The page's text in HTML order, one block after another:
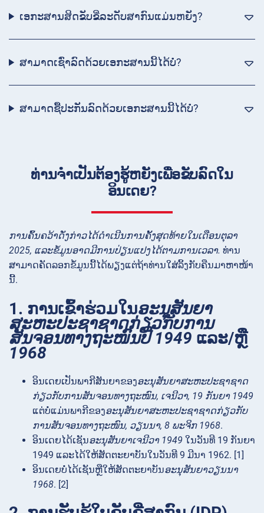
ເອກະສານສິດຂັບຂີ່ລະດັບສາກົນແມ່ນຫຍັງ?
ສາມາດເຊົ່າລົດດ້ວຍເອກະສານນີ້ໄດ້ບໍ່?
ສາມາດຊື້ປະກັນລົດດ້ວຍເອກະສານນີ້ໄດ້ບໍ່?
ທ່ານຈໍາເປັນຕ້ອງຮູ້ຫຍັງເພື່ອຂັບລົດໃນ
ອິນເດຍ?
ການຄົ້ນຄວ້າດັ່ງກ່າວໄດ້ດຳເນີນການຄັ້ງສຸດທ້າຍໃນເດືອນຕຸລາ
2025, ແລະຂໍ້ມູນອາດມີການປ່ຽນແປງໄດ້ຕາມການເວລາ. ທ່ານ
ສາມາດຄັດລອກຂໍ້ມູນນີ້ໄດ້ພຽງແຕ່ຖ້າທ່ານໃສ່ລິ້ງກັບຄືນມາຫາໜ້າ
ນີ້.
1. ການເຂົ້າຮ່ວມໃນອະນຸສັນຍາ
ສະຫະປະຊາຊາດກ່ຽວກັບການ
ສັນຈອນທາງຖະໜົນປີ 1949 ແລະ/ຫຼື
1968
ອິນເດຍເປັນພາກີສັນຍາຂອງອະນຸສັນຍາສະຫະປະຊາຊາດ
ກ່ຽວກັບການສັນຈອນທາງຖະໜົນ, ເຈນີວາ, 19 ກັນຍາ 1949
ແຕ່ບໍ່ແມ່ນພາກີຂອງອະນຸສັນຍາສະຫະປະຊາຊາດກ່ຽວກັບ
ການສັນຈອນທາງຖະໜົນ, ວຽນນາ, 8 ພະຈິກ 1968.
ອິນເດຍໄດ້ເຊັນອະນຸສັນຍາເຈນີວາ 1949 ໃນວັນທີ 19 ກັນຍາ
1949 ແລະໄດ້ໃຫ້ສັດຕະຍາບັນໃນວັນທີ 9 ມີນາ 1962. [1]
ອິນເດຍບໍ່ໄດ້ເຊັນຫຼືໃຫ້ສັດຕະຍາບັນອະນຸສັນຍາວຽນນາ
1968. [2]